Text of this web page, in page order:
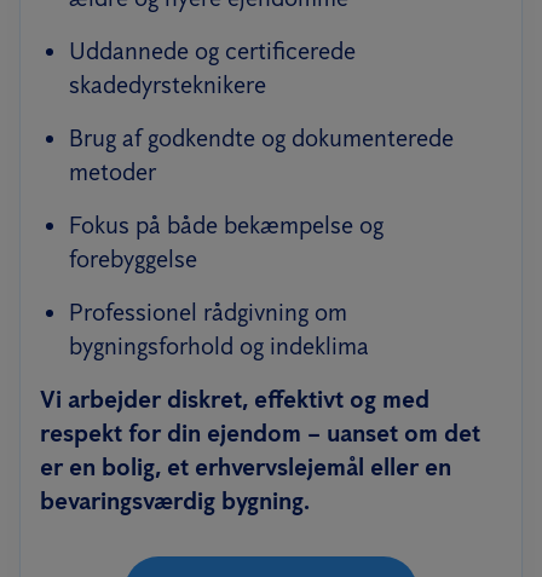
Uddannede og certificerede
skadedyrsteknikere
Brug af godkendte og dokumenterede
metoder
Fokus på både bekæmpelse og
forebyggelse
Professionel rådgivning om
bygningsforhold og indeklima
Vi arbejder diskret, effektivt og med
respekt for din ejendom – uanset om det
er en bolig, et erhvervslejemål eller en
bevaringsværdig bygning.